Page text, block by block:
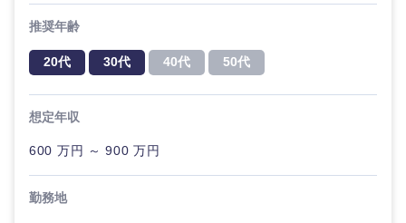
近畿地方
推奨年齢
20代 30代 40代 50代
想定年収
600 万円 ～ 900 万円
勤務地